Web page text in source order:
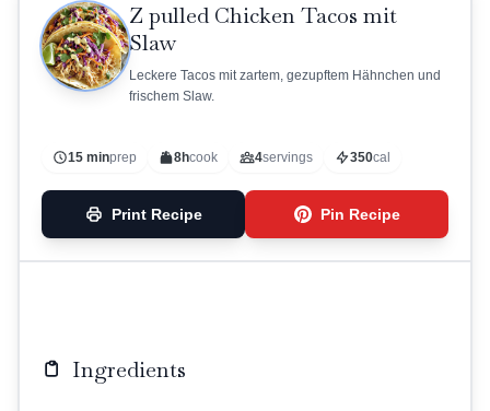
Z pulled Chicken Tacos mit
Slaw
Leckere Tacos mit zartem, gezupftem Hähnchen und
frischem Slaw.
15 minprep 8hcook 4servings 350cal
Print Recipe Pin Recipe
Ingredients